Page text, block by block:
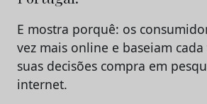
E mostra porquê: os
vez mais online e baseiam cada
suas decisões compra em
internet.